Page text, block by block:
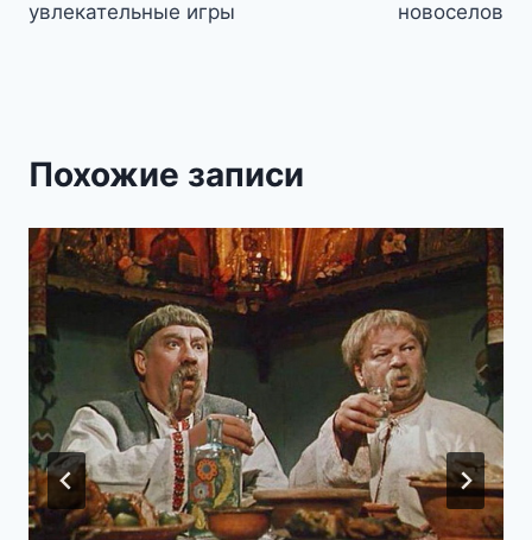
записям
увлекательные игры новоселов
Похожие записи